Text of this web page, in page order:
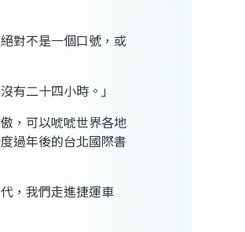
對不是一個口號，或
二十四小時。」
，可以唬唬世界各地
過年後的台北國際書
，我們走進捷運車